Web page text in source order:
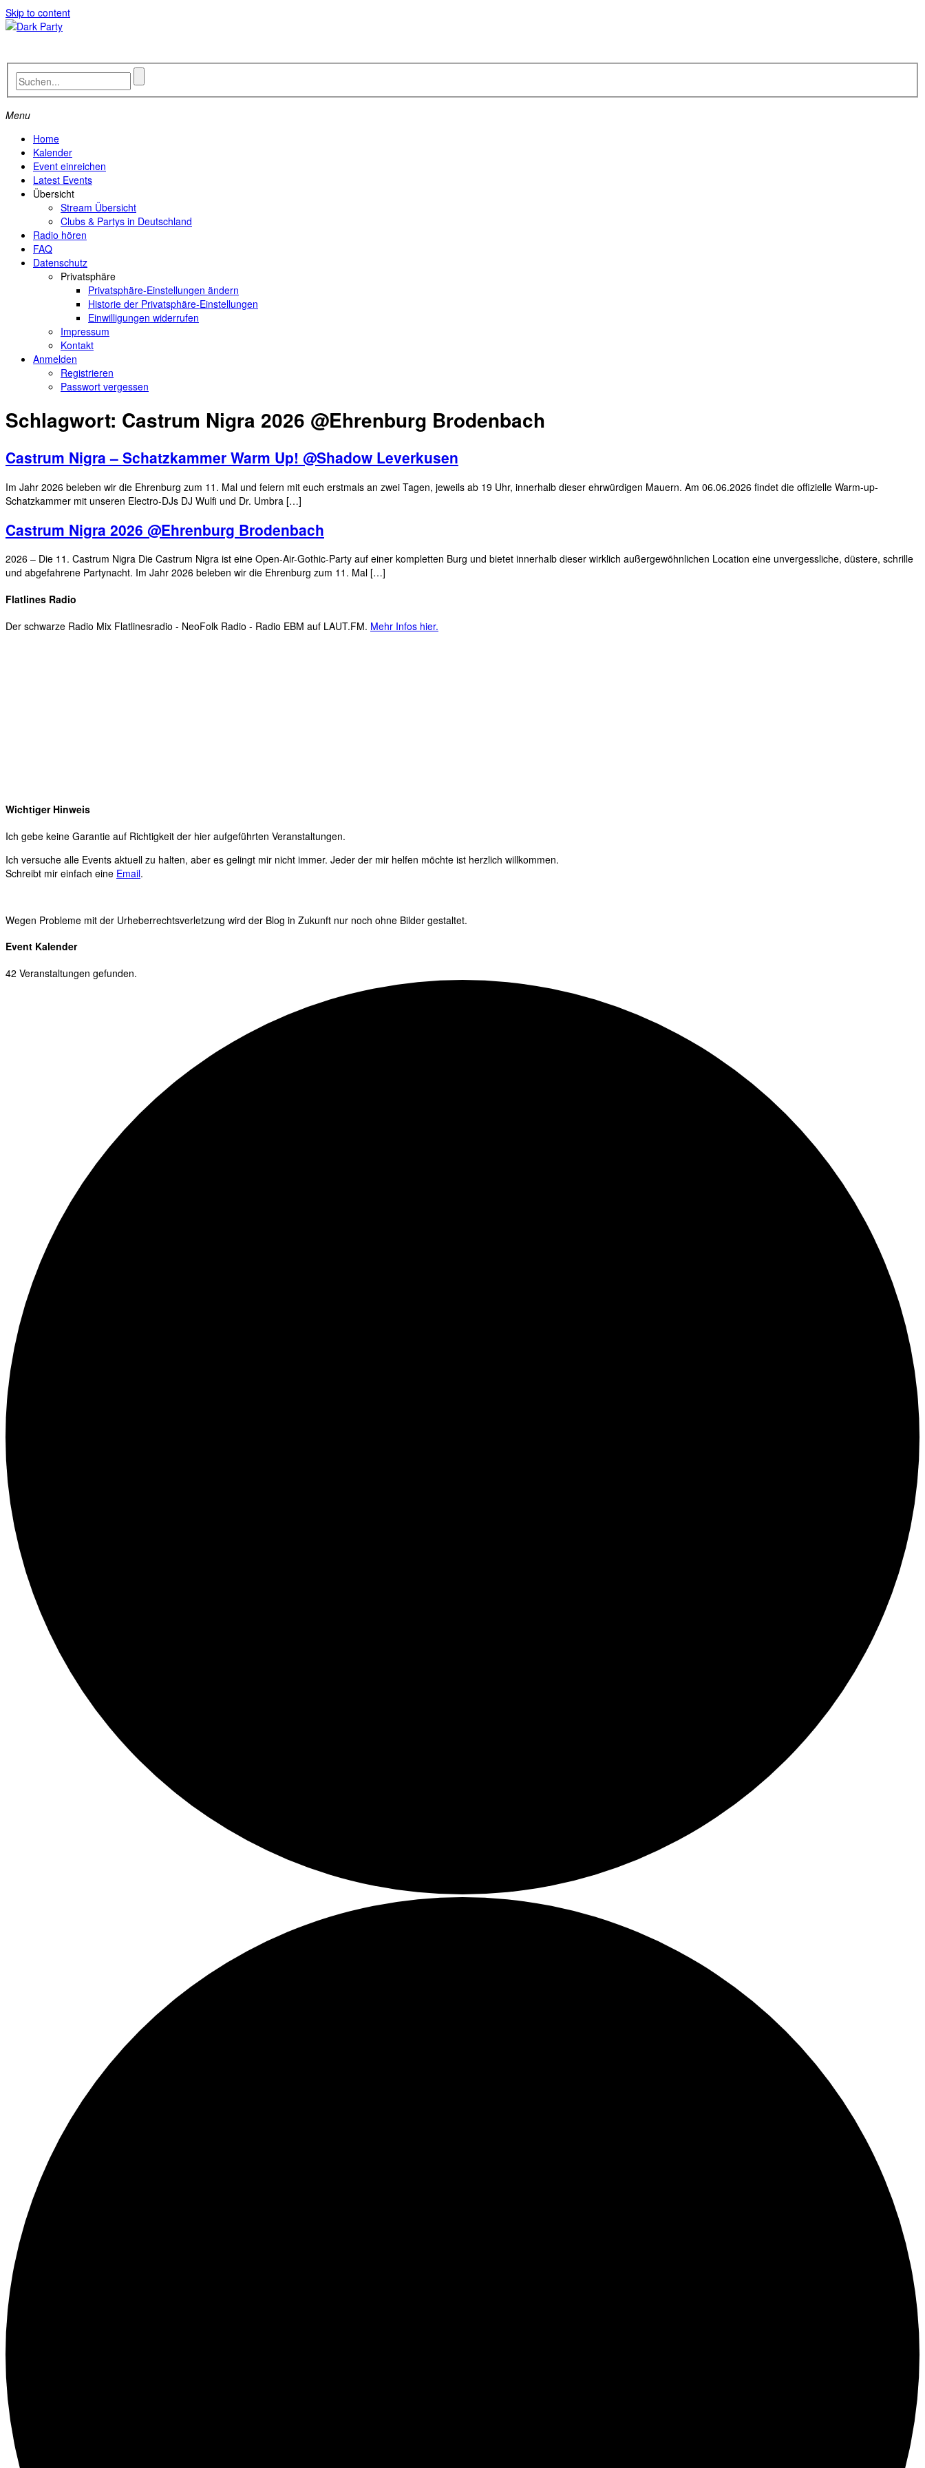
Skip to content
Menu
Home
Kalender
Event einreichen
Latest Events
Übersicht
Stream Übersicht
Clubs & Partys in Deutschland
Radio hören
FAQ
Datenschutz
Privatsphäre
Privatsphäre-Einstellungen ändern
Historie der Privatsphäre-Einstellungen
Einwilligungen widerrufen
Impressum
Kontakt
Anmelden
Registrieren
Passwort vergessen
Schlagwort: Castrum Nigra 2026 @Ehrenburg Brodenbach
Castrum Nigra – Schatzkammer Warm Up! @Shadow Leverkusen
Im Jahr 2026 beleben wir die Ehrenburg zum 11. Mal und feiern mit euch erstmals an zwei Tagen, jeweils ab 19 Uhr, innerhalb dieser ehrwürdigen Mauern. Am 06.06.2026 findet die offizielle Warm-up-
Schatzkammer mit unseren Electro-DJs DJ Wulfi und Dr. Umbra […]
Castrum Nigra 2026 @Ehrenburg Brodenbach
2026 – Die 11. Castrum Nigra Die Castrum Nigra ist eine Open-Air-Gothic-Party auf einer kompletten Burg und bietet innerhalb dieser wirklich außergewöhnlichen Location eine unvergessliche, düstere, schrille
und abgefahrene Partynacht. Im Jahr 2026 beleben wir die Ehrenburg zum 11. Mal […]
Flatlines Radio
Der schwarze Radio Mix Flatlinesradio - NeoFolk Radio - Radio EBM auf LAUT.FM. Mehr Infos hier.
Wichtiger Hinweis
Ich gebe keine Garantie auf Richtigkeit der hier aufgeführten Veranstaltungen.
Ich versuche alle Events aktuell zu halten, aber es gelingt mir nicht immer. Jeder der mir helfen möchte ist herzlich willkommen.
Schreibt mir einfach eine Email.
Wegen Probleme mit der Urheberrechtsverletzung wird der Blog in Zukunft nur noch ohne Bilder gestaltet.
Event Kalender
42 Veranstaltungen gefunden.